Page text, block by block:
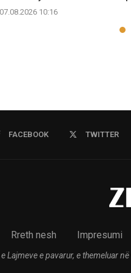
07.08.2026 10:16
FACEBOOK TWITTER
Rreth nesh Impresumi
Lajmeve e pavarur, e themeluar